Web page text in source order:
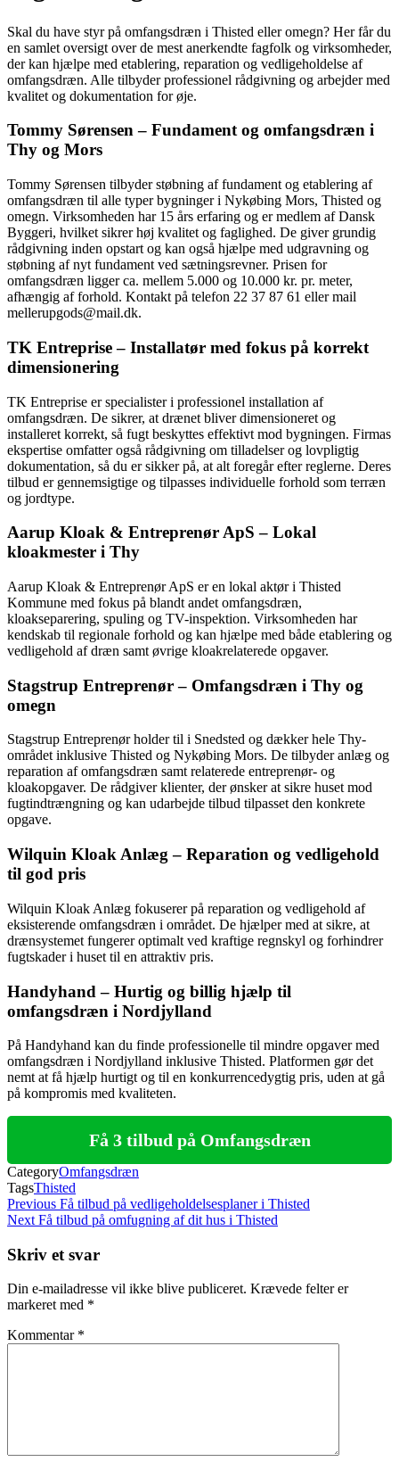
Skal du have styr på omfangsdræn i Thisted eller omegn? Her får du
en samlet oversigt over de mest anerkendte fagfolk og virksomheder,
der kan hjælpe med etablering, reparation og vedligeholdelse af
omfangsdræn. Alle tilbyder professionel rådgivning og arbejder med
kvalitet og dokumentation for øje.
Tommy Sørensen – Fundament og omfangsdræn i
Thy og Mors
Tommy Sørensen tilbyder støbning af fundament og etablering af
omfangsdræn til alle typer bygninger i Nykøbing Mors, Thisted og
omegn. Virksomheden har 15 års erfaring og er medlem af Dansk
Byggeri, hvilket sikrer høj kvalitet og faglighed. De giver grundig
rådgivning inden opstart og kan også hjælpe med udgravning og
støbning af nyt fundament ved sætningsrevner. Prisen for
omfangsdræn ligger ca. mellem 5.000 og 10.000 kr. pr. meter,
afhængig af forhold. Kontakt på telefon 22 37 87 61 eller mail
mellerupgods@mail.dk.
TK Entreprise – Installatør med fokus på korrekt
dimensionering
TK Entreprise er specialister i professionel installation af
omfangsdræn. De sikrer, at drænet bliver dimensioneret og
installeret korrekt, så fugt beskyttes effektivt mod bygningen. Firmas
ekspertise omfatter også rådgivning om tilladelser og lovpligtig
dokumentation, så du er sikker på, at alt foregår efter reglerne. Deres
tilbud er gennemsigtige og tilpasses individuelle forhold som terræn
og jordtype.
Aarup Kloak & Entreprenør ApS – Lokal
kloakmester i Thy
Aarup Kloak & Entreprenør ApS er en lokal aktør i Thisted
Kommune med fokus på blandt andet omfangsdræn,
kloakseparering, spuling og TV-inspektion. Virksomheden har
kendskab til regionale forhold og kan hjælpe med både etablering og
vedligehold af dræn samt øvrige kloakrelaterede opgaver.
Stagstrup Entreprenør – Omfangsdræn i Thy og
omegn
Stagstrup Entreprenør holder til i Snedsted og dækker hele Thy-
området inklusive Thisted og Nykøbing Mors. De tilbyder anlæg og
reparation af omfangsdræn samt relaterede entreprenør- og
kloakopgaver. De rådgiver klienter, der ønsker at sikre huset mod
fugtindtrængning og kan udarbejde tilbud tilpasset den konkrete
opgave.
Wilquin Kloak Anlæg – Reparation og vedligehold
til god pris
Wilquin Kloak Anlæg fokuserer på reparation og vedligehold af
eksisterende omfangsdræn i området. De hjælper med at sikre, at
drænsystemet fungerer optimalt ved kraftige regnskyl og forhindrer
fugtskader i huset til en attraktiv pris.
Handyhand – Hurtig og billig hjælp til
omfangsdræn i Nordjylland
På Handyhand kan du finde professionelle til mindre opgaver med
omfangsdræn i Nordjylland inklusive Thisted. Platformen gør det
nemt at få hjælp hurtigt og til en konkurrencedygtig pris, uden at gå
på kompromis med kvaliteten.
Få 3 tilbud på Omfangsdræn
CategoryOmfangsdræn
TagsThisted
Indlægsnavigation
Previous
Post
Previous Få tilbud på vedligeholdelsesplaner i Thisted
Next
Next Få tilbud på omfugning af dit hus i Thisted
Skriv et svar
Din e-mailadresse vil ikke blive publiceret. Krævede felter er
markeret med *
Kommentar *